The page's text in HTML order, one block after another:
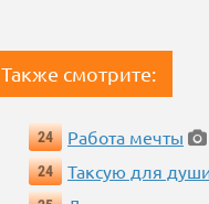
Также смотрите:
24 Работа мечты
24
Таксую для